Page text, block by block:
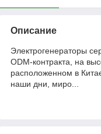
Описание
Электрогенераторы
ODM-контракта, на
расположенном в
наши дни, миро...